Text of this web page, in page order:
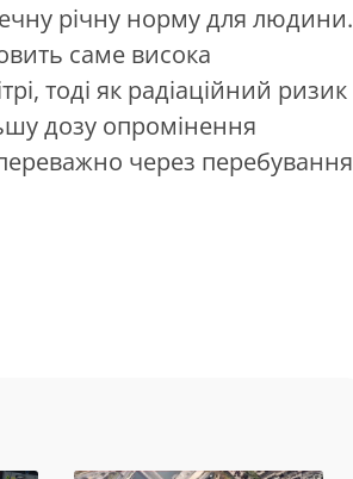
річну норму для людини.
саме висока
тоді як радіаційний ризик
дозу опромінення
через перебування